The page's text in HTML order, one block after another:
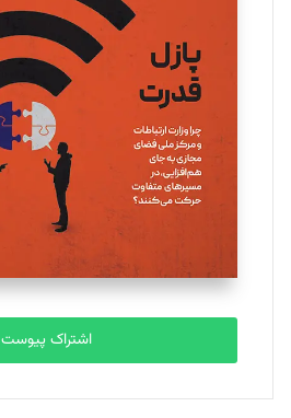
یسنا امان‌پور
تحریریه
ملینا جعفری
تحریریه
مصطفی مسجدی آرانی
تحریریه
بابک نقاش
تحریریه
اشتراک پیوست